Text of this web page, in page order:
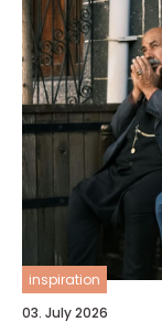
inspiration
03. July 2026